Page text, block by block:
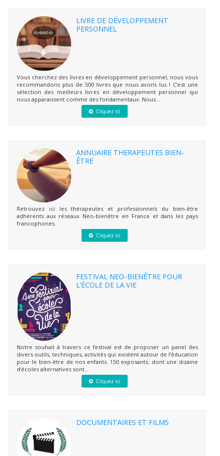
LIVRE DE DÉVELOPPEMENT
PERSONNEL
Vous cherchez des livres en développement personnel, nous vous
recommandons plus de 500 livres que nous avons lus ! C'est une
sélection des meilleurs livres en développement personnel qui
nous apparaissent comme des fondamentaux. Nous...
Cliquez ici
ANNUAIRE THERAPEUTES BIEN-
ÊTRE
Retrouvez ici les thérapeutes et professionnels du bien-être
adhérents aux réseaux Neo-bienêtre en France et dans les pays
francophones.
Cliquez ici
FESTIVAL NEO-BIENÊTRE POUR
L’ÉCOLE DE LA VIE
Notre souhait à travers ce festival est de proposer un panel des
divers outils, techniques, activités qui existent autour de l’éducation
pour le bien-être de nos enfants. 150 exposants, dont une dizaine
d’écoles alternatives sont...
Cliquez ici
DOCUMENTAIRES ET FILMS